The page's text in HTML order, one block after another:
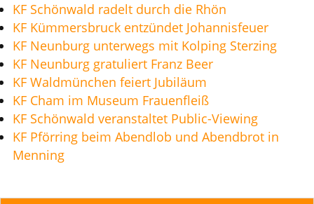
KF Schönwald radelt durch die Rhön
KF Kümmersbruck entzündet Johannisfeuer
KF Neunburg unterwegs mit Kolping Sterzing
KF Neunburg gratuliert Franz Beer
KF Waldmünchen feiert Jubiläum
KF Cham im Museum Frauenfleiß
KF Schönwald veranstaltet Public-Viewing
KF Pförring beim Abendlob und Abendbrot in
Menning